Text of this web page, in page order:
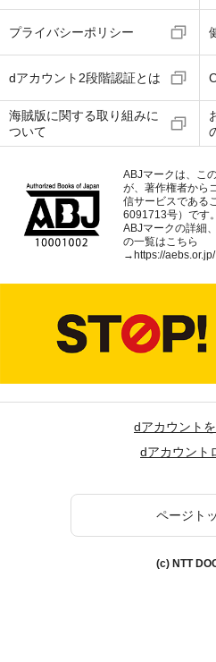
プライバシーポリシー
dアカウント2段階認証とは
海賊版に関する取り組みに
ついて
ABJマークは、こ
が、著作権者から
信サービスである
6091713号）です。
ABJマークの詳細
の一覧はこちら
→https://aebs.or.jp/
dアカウント
dアカウント
ページト
(c) NTT